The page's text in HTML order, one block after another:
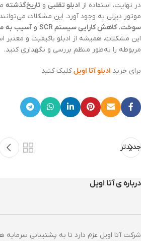
در نهایت، استفاده از ادبلو تقلبی و تاریخ‌گذشته
موتور دیزلی به وجود آورد. این مشکلات
سوخت،کاهش کارایی سیستم SCR وآسیب به
این مشکلات، همیشه از ادبلو باکیفیت و معتبر
مربوطه را به‌طور منظم بررسی و نگهداری کنید.
برای خرید ادبلو آتا اویلکلیک کنید
جدیدتر
درباره ی آتا اویل
شرکت آتا اویل عزم دارد تا به پشتیبانی سرمایه